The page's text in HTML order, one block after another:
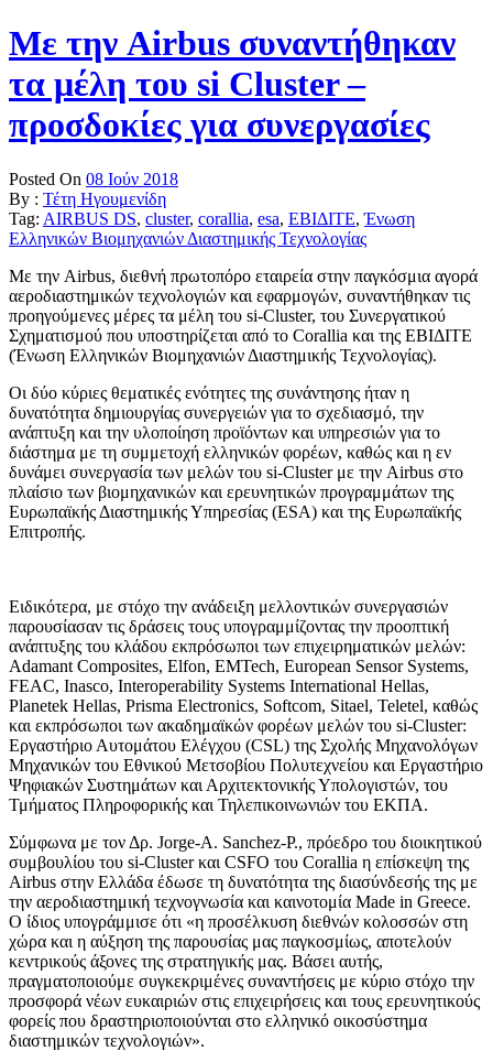
Με την Airbus συναντήθηκαν
τα μέλη του si Cluster –
προσδοκίες για συνεργασίες
Posted On 08 Ιούν 2018
By : Τέτη Ηγουμενίδη
Tag: AIRBUS DS, cluster, corallia, esa, ΕΒΙΔΙΤΕ,Ένωση
Ελληνικών Βιομηχανιών Διαστημικής Τεχνολογίας
Με την Airbus, διεθνή πρωτοπόρο εταιρεία στην παγκόσμια αγορά
αεροδιαστημικών τεχνολογιών και εφαρμογών, συναντήθηκαν τις
προηγούμενες μέρες τα μέλη του si-Cluster, του Συνεργατικού
Σχηματισμού που υποστηρίζεται από το Corallia και της ΕΒΙΔΙΤΕ
(Ένωση Ελληνικών Βιομηχανιών Διαστημικής Τεχνολογίας).
Οι δύο κύριες θεματικές ενότητες της συνάντησης ήταν η
δυνατότητα δημιουργίας συνεργειών για το σχεδιασμό, την
ανάπτυξη και την υλοποίηση προϊόντων και υπηρεσιών για το
διάστημα με τη συμμετοχή ελληνικών φορέων, καθώς και η εν
δυνάμει συνεργασία των μελών του si-Cluster με την Airbus στο
πλαίσιο των βιομηχανικών και ερευνητικών προγραμμάτων της
Ευρωπαϊκής Διαστημικής Υπηρεσίας (ESA) και της Ευρωπαϊκής
Επιτροπής.
Ειδικότερα, με στόχο την ανάδειξη μελλοντικών συνεργασιών
παρουσίασαν τις δράσεις τους υπογραμμίζοντας την προοπτική
ανάπτυξης του κλάδου εκπρόσωποι των επιχειρηματικών μελών:
Adamant Composites, Elfon, EMTech, European Sensor Systems,
FEAC, Inasco, Interoperability Systems International Hellas,
Planetek Hellas, Prisma Electronics, Softcom, Sitael, Teletel, καθώς
και εκπρόσωποι των ακαδημαϊκών φορέων μελών του si-Cluster:
Εργαστήριο Αυτομάτου Ελέγχου (CSL) της Σχολής Μηχανολόγων
Μηχανικών του Εθνικού Μετσοβίου Πολυτεχνείου και Εργαστήριο
Ψηφιακών Συστημάτων και Αρχιτεκτονικής Υπολογιστών, του
Τμήματος Πληροφορικής και Τηλεπικοινωνιών του ΕΚΠΑ.
Σύμφωνα με τον Δρ. Jorge-A. Sanchez-P., πρόεδρο του διοικητικού
συμβουλίου του si-Cluster και CSFO του Corallia η επίσκεψη της
Airbus στην Ελλάδα έδωσε τη δυνατότητα της διασύνδεσής της με
την αεροδιαστημική τεχνογνωσία και καινοτομία Made in Greece.
Ο ίδιος υπογράμμισε ότι «η προσέλκυση διεθνών κολοσσών στη
χώρα και η αύξηση της παρουσίας μας παγκοσμίως, αποτελούν
κεντρικούς άξονες της στρατηγικής μας. Βάσει αυτής,
πραγματοποιούμε συγκεκριμένες συναντήσεις με κύριο στόχο την
προσφορά νέων ευκαιριών στις επιχειρήσεις και τους ερευνητικούς
φορείς που δραστηριοποιούνται στο ελληνικό οικοσύστημα
διαστημικών τεχνολογιών».